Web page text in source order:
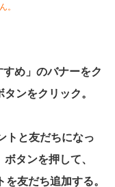
。
め」のバナーをク
タンをクリック。
トと友だちになっ
ボタンを押して、
を友だち追加する。